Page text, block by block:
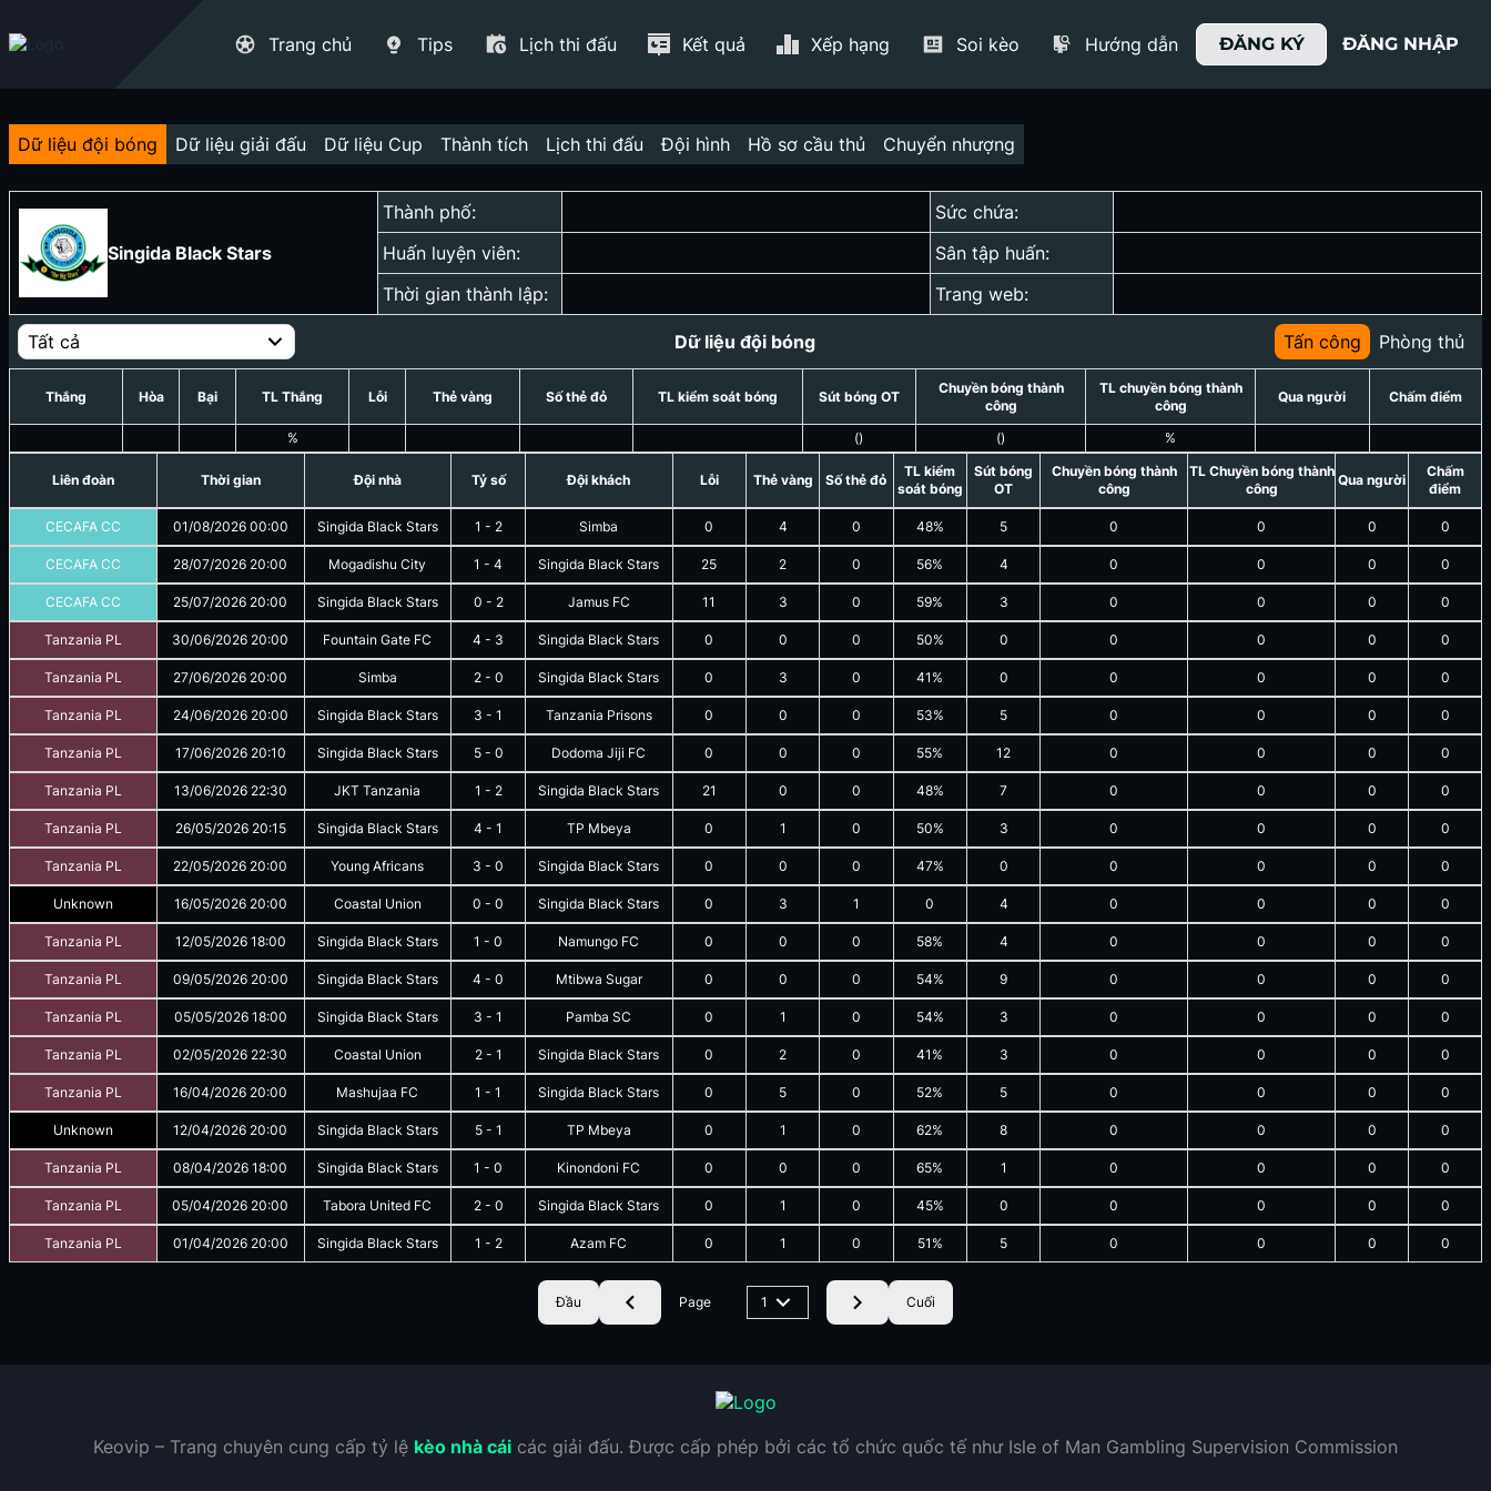
Trang chủ Tips Lịch thi đấu Kết quả Xếp hạng Soi kèo Hướng dẫn ĐĂNG KÝ ĐĂNG NHẬP
Dữ liệu đội bóng Dữ liệu giải đấu Dữ liệu Cup Thành tích Lịch thi đấu Đội hình Hồ sơ cầu thủ Chuyển nhượng
Singida Black Stars
Thành phố:
Sức chứa:
Huấn luyện viên:
Sân tập huấn:
Thời gian thành lập:
Trang web:
Tất cả Dữ liệu đội bóng Tấn công Phòng thủ
Thắng Hòa Bại TL Thắng
%
Lỗi Thẻ vàng Số thẻ đỏ TL kiểm soát bóng Sút bóng OT
()
Chuyền bóng thành
công
()
TL chuyền bóng thành
công
%
Qua người Chấm điểm
Liên đoàn Thời gian Đội nhà Tỷ số Đội khách Lỗi Thẻ vàng Số thẻ đỏ
TL kiểm
soát bóng
Sút bóng
OT
Chuyền bóng thành
công
TL Chuyền bóng thành
công
Qua người
Chấm
điểm
CECAFA CC 01/08/2026 00:00 Singida Black Stars 1 - 2 Simba 0 4 0 48% 5 0 0 0 0
CECAFA CC 28/07/2026 20:00 Mogadishu City 1 -4 Singida Black Stars 25 2 0 56% 4 0 0 0 0
CECAFA CC 25/07/2026 20:00 Singida Black Stars 0 - 2 Jamus FC 11 3 0 59% 3 0 0 0 0
Tanzania PL 30/06/2026 20:00 Fountain Gate FC 4 - 3 Singida Black Stars 0 0 0 50% 0 0 0 0 0
Tanzania PL 27/06/2026 20:00 Simba 2- 0 Singida Black Stars 0 3 0 41% 0 0 0 0 0
Tanzania PL 24/06/2026 20:00 Singida Black Stars 3 -1 Tanzania Prisons 0 0 0 53% 5 0 0 0 0
Tanzania PL 17/06/2026 20:10 Singida Black Stars 5- 0 Dodoma Jiji FC 0 0 0 55% 12 0 0 0 0
Tanzania PL 13/06/2026 22:30 JKT Tanzania 1 - 2 Singida Black Stars 21 0 0 48% 7 0 0 0 0
Tanzania PL 26/05/2026 20:15 Singida Black Stars 4 -1 TP Mbeya 0 1 0 50% 3 0 0 0 0
Tanzania PL 22/05/2026 20:00 Young Africans 3 -0 Singida Black Stars 0 0 0 47% 0 0 0 0 0
Unknown 16/05/2026 20:00 Coastal Union 0 -0 Singida Black Stars 0 3 1 0 4 0 0 0 0
Tanzania PL 12/05/2026 18:00 Singida Black Stars 1 -0 Namungo FC 0 0 0 58% 4 0 0 0 0
Tanzania PL 09/05/2026 20:00 Singida Black Stars 4 -0 Mtibwa Sugar 0 0 0 54% 9 0 0 0 0
Tanzania PL 05/05/2026 18:00 Singida Black Stars 3 -1 Pamba SC 0 1 0 54% 3 0 0 0 0
Tanzania PL 02/05/2026 22:30 Coastal Union 2- 1 Singida Black Stars 0 2 0 41% 3 0 0 0 0
Tanzania PL 16/04/2026 20:00 Mashujaa FC 1 -1 Singida Black Stars 0 5 0 52% 5 0 0 0 0
Unknown 12/04/2026 20:00 Singida Black Stars 5- 1 TP Mbeya 0 1 0 62% 8 0 0 0 0
Tanzania PL 08/04/2026 18:00 Singida Black Stars 1 -0 Kinondoni FC 0 0 0 65% 1 0 0 0 0
Tanzania PL 05/04/2026 20:00 Tabora United FC 2- 0 Singida Black Stars 0 1 0 45% 0 0 0 0 0
Tanzania PL 01/04/2026 20:00 Singida Black Stars 1 - 2 Azam FC 0 1 0 51% 5 0 0 0 0
Đầu Page 1 Cuối
Keovip – Trang chuyên cung cấp tỷ lệ kèo nhà cái các giải đấu. Được cấp phép bởi các tổ chức quốc tế như Isle of Man Gambling Supervision Commission